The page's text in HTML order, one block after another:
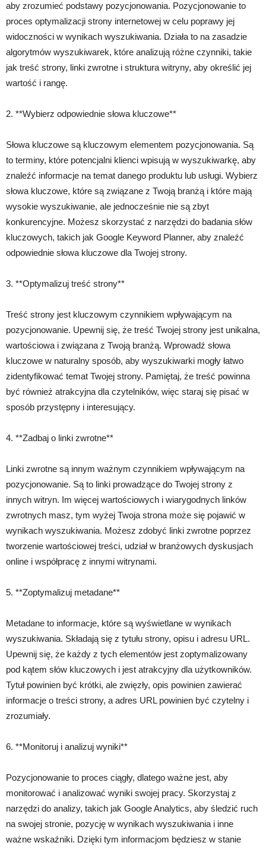
aby zrozumieć podstawy pozycjonowania. Pozycjonowanie to
proces optymalizacji strony internetowej w celu poprawy jej
widoczności w wynikach wyszukiwania. Działa to na zasadzie
algorytmów wyszukiwarek, które analizują różne czynniki, takie
jak treść strony, linki zwrotne i struktura witryny, aby określić jej
wartość i rangę.
2. **Wybierz odpowiednie słowa kluczowe**
Słowa kluczowe są kluczowym elementem pozycjonowania. Są
to terminy, które potencjalni klienci wpisują w wyszukiwarkę, aby
znaleźć informacje na temat danego produktu lub usługi. Wybierz
słowa kluczowe, które są związane z Twoją branżą i które mają
wysokie wyszukiwanie, ale jednocześnie nie są zbyt
konkurencyjne. Możesz skorzystać z narzędzi do badania słów
kluczowych, takich jak Google Keyword Planner, aby znaleźć
odpowiednie słowa kluczowe dla Twojej strony.
3. **Optymalizuj treść strony**
Treść strony jest kluczowym czynnikiem wpływającym na
pozycjonowanie. Upewnij się, że treść Twojej strony jest unikalna,
wartościowa i związana z Twoją branżą. Wprowadź słowa
kluczowe w naturalny sposób, aby wyszukiwarki mogły łatwo
zidentyfikować temat Twojej strony. Pamiętaj, że treść powinna
być również atrakcyjna dla czytelników, więc staraj się pisać w
sposób przystępny i interesujący.
4. **Zadbaj o linki zwrotne**
Linki zwrotne są innym ważnym czynnikiem wpływającym na
pozycjonowanie. Są to linki prowadzące do Twojej strony z
innych witryn. Im więcej wartościowych i wiarygodnych linków
zwrotnych masz, tym wyżej Twoja strona może się pojawić w
wynikach wyszukiwania. Możesz zdobyć linki zwrotne poprzez
tworzenie wartościowej treści, udział w branżowych dyskusjach
online i współpracę z innymi witrynami.
5. **Zoptymalizuj metadane**
Metadane to informacje, które są wyświetlane w wynikach
wyszukiwania. Składają się z tytułu strony, opisu i adresu URL.
Upewnij się, że każdy z tych elementów jest zoptymalizowany
pod kątem słów kluczowych i jest atrakcyjny dla użytkowników.
Tytuł powinien być krótki, ale zwięzły, opis powinien zawierać
informacje o treści strony, a adres URL powinien być czytelny i
zrozumiały.
6. **Monitoruj i analizuj wyniki**
Pozycjonowanie to proces ciągły, dlatego ważne jest, aby
monitorować i analizować wyniki swojej pracy. Skorzystaj z
narzędzi do analizy, takich jak Google Analytics, aby śledzić ruch
na swojej stronie, pozycję w wynikach wyszukiwania i inne
ważne wskaźniki. Dzięki tym informacjom będziesz w stanie